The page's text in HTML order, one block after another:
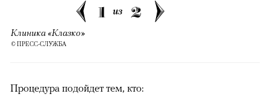
1 из 2
Клиника «Клазко»
© ПРЕСС-СЛУЖБА
Процедура подойдет тем, кто: